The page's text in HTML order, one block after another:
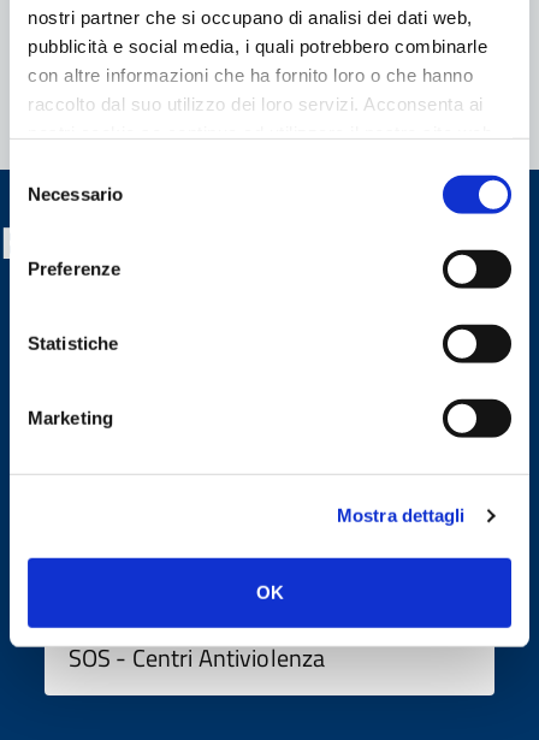
nostri partner che si occupano di analisi dei dati web,
pubblicità e social media, i quali potrebbero combinarle
con altre informazioni che ha fornito loro o che hanno
raccolto dal suo utilizzo dei loro servizi. Acconsenta ai
Selezione
del
consenso
Necessario
Preferenze
Statistiche
Marketing
Mostra dettagli
OK
Leggi tutto …
Leggi tutti gli articoli...
Banner utili
SOS - Centri Antiviolenza